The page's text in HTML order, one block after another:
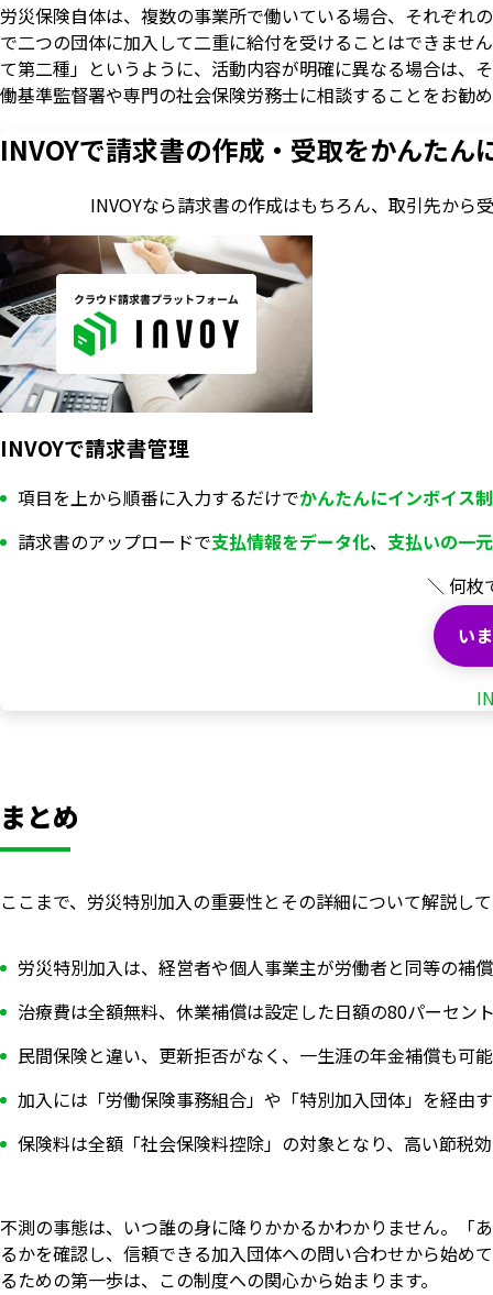
労災保険自体は、複数の事業所で働いている場合、それぞれ
で二つの団体に加入して二重に給付を受けることはできませ
て第二種」というように、活動内容が明確に異なる場合は、
働基準監督署や専門の社会保険労務士に相談することをお勧
INVOYで請求書の作成・ 受取をかんたん
INVOYなら請求書の作成はもちろん、 取引先から
INVOYで請求書管理
項目を上から順番に入力するだけでかんたんにインボイス
請求書のアップロードで支払情報をデータ化、 支払いの一
＼ 何枚
い
まとめ
ここまで、労災特別加入の重要性とその詳細について解説し
労災特別加入は、経営者や個人事業主が労働者と同等の補
治療費は全額無料、休業補償は設定した日額の80パーセン
民間保険と違い、更新拒否がなく、一生涯の年金補償も可能
加入には「労働保険事務組合」や「特別加入団体」を経由
保険料は全額「社会保険料控除」の対象となり、高い節税
不測の事態は、いつ誰の身に降りかかるかわかりません。「
るかを確認し、信頼できる加入団体への問い合わせから始め
るための第一歩は、この制度への関心から始まります。